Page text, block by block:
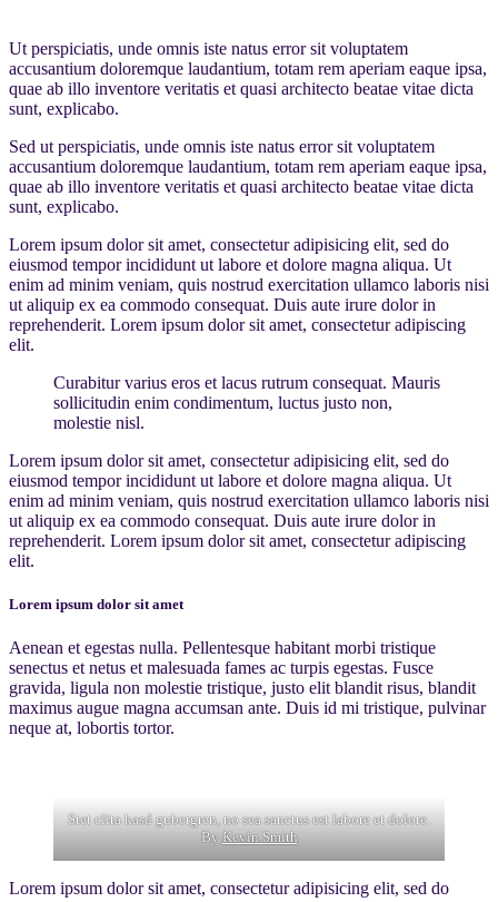
Ut perspiciatis, unde omnis iste natus error sit voluptatem
accusantium doloremque laudantium, totam rem aperiam eaque ipsa,
quae ab illo inventore veritatis et quasi architecto beatae vitae dicta
sunt, explicabo.
Sed ut perspiciatis, unde omnis iste natus error sit voluptatem
accusantium doloremque laudantium, totam rem aperiam eaque ipsa,
quae ab illo inventore veritatis et quasi architecto beatae vitae dicta
sunt, explicabo.
Lorem ipsum dolor sit amet, consectetur adipisicing elit, sed do
eiusmod tempor incididunt ut labore et dolore magna aliqua. Ut
enim ad minim veniam, quis nostrud exercitation ullamco laboris nisi
ut aliquip ex ea commodo consequat. Duis aute irure dolor in
reprehenderit. Lorem ipsum dolor sit amet, consectetur adipiscing
elit.
Curabitur varius eros et lacus rutrum consequat. Mauris
sollicitudin enim condimentum, luctus justo non,
molestie nisl.
Lorem ipsum dolor sit amet, consectetur adipisicing elit, sed do
eiusmod tempor incididunt ut labore et dolore magna aliqua. Ut
enim ad minim veniam, quis nostrud exercitation ullamco laboris nisi
ut aliquip ex ea commodo consequat. Duis aute irure dolor in
reprehenderit. Lorem ipsum dolor sit amet, consectetur adipiscing
elit.
Lorem ipsum dolor sit amet
Aenean et egestas nulla. Pellentesque habitant morbi tristique
senectus et netus et malesuada fames ac turpis egestas. Fusce
gravida, ligula non molestie tristique, justo elit blandit risus, blandit
maximus augue magna accumsan ante. Duis id mi tristique, pulvinar
neque at, lobortis tortor.
Stet clita kasd gubergren, no sea sanctus est labore et dolore.
ByKevin Smith
Lorem ipsum dolor sit amet, consectetur adipisicing elit, sed do